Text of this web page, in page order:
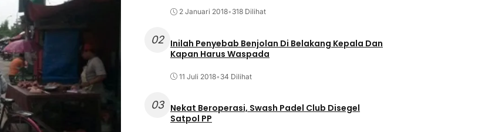
2 Januari 2018• 318 Dilihat
02
Inilah Penyebab Benjolan Di Belakang Kepala Dan
Kapan Harus Waspada
11 Juli 2018• 34 Dilihat
03
Nekat Beroperasi, Swash Padel Club Disegel
Satpol PP